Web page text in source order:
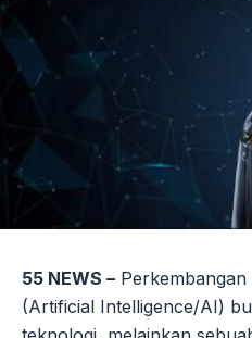
55 NEWS –
(Artificial Intelligence/AI)